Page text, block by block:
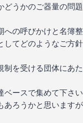
うかのご器量の問題
の呼びかけと名簿
てどのようなご方
制を受ける団体にあ
ベースで集めて下さい
あろうかと思います